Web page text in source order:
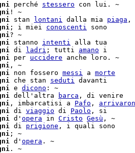
perché stessero con lui. ~
! ~
stan lontani dalla mia piaga ,
; i miei conoscenti sono
? ~
stanno intenti alla tua
di ladri ; tutti amano i
per uccidere anche loro. ~
non fossero messi a morte
che stan seduti davanti
e dicono : ~
dell'altra barca , di venire
, imbarcatisi a Pafo ,
di viaggio di Paolo , si
d' opera in Cristo Gesù , ~
di prigione , i quali sono
; ~
d' opera